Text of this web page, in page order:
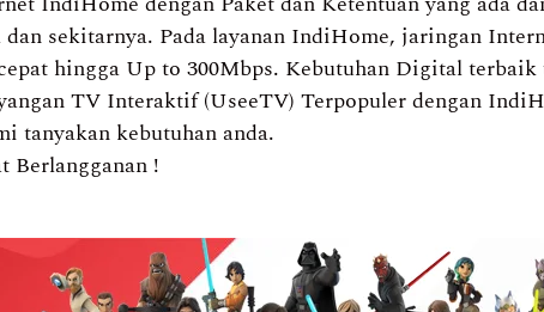
sekitarnya. Pada layanan IndiHome, jaringan
hingga Up to 300Mbps. Kebutuhan Digital
TV Interaktif (UseeTV) Terpopuler dengan
tanyakan kebutuhan anda.
Berlangganan !